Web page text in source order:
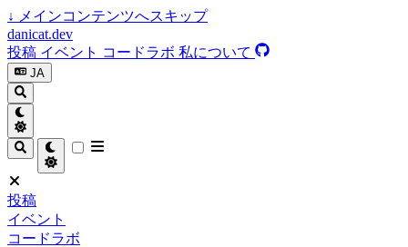
↓ メインコンテンツへスキップ
danicat.dev
投稿 イベント コードラボ 私について
JA
投稿
イベント
コードラボ